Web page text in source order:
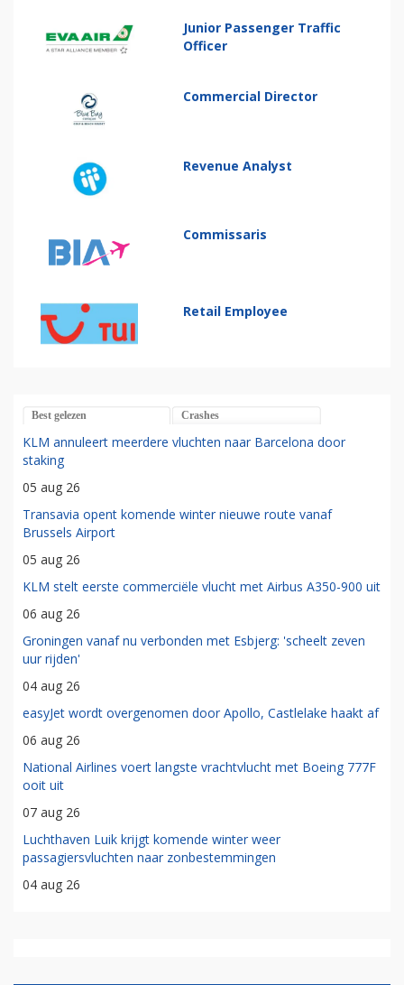
Junior Passenger Traffic
Officer
Commercial Director
Revenue Analyst
Commissaris
Retail Employee
Best gelezen Crashes
KLM annuleert meerdere vluchten naar Barcelona door
staking
05 aug 26
Transavia opent komende winter nieuwe route vanaf
Brussels Airport
05 aug 26
KLM stelt eerste commerciële vlucht met Airbus A350-900 uit
06 aug 26
Groningen vanaf nu verbonden met Esbjerg: 'scheelt zeven
uur rijden'
04 aug 26
easyJet wordt overgenomen door Apollo, Castlelake haakt af
06 aug 26
National Airlines voert langste vrachtvlucht met Boeing 777F
ooit uit
07 aug 26
Luchthaven Luik krijgt komende winter weer
passagiersvluchten naar zonbestemmingen
04 aug 26